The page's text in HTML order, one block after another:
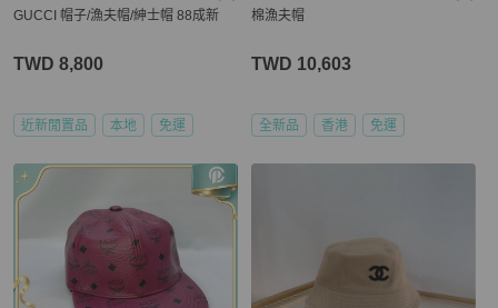
GUCCI 帽子/漁夫帽/紳士帽 88成新
TWD 8,800
近新閒置品 本地 免運
棉漁夫帽
TWD 10,603
全新品 香港 免運